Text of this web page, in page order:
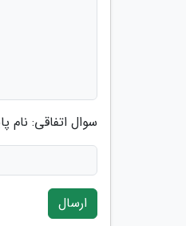
سوال اتفاقی:
ارسال